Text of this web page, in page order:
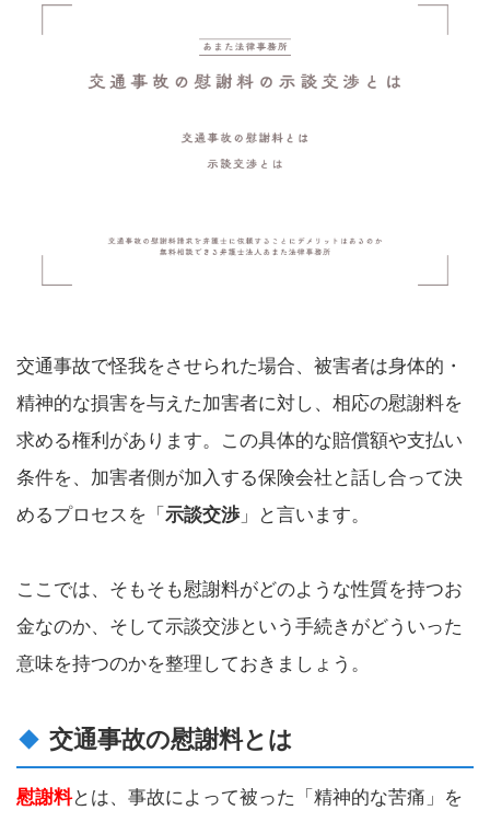
交通事故で怪我をさせられた場合、被害者は身体的・
精神的な損害を与えた加害者に対し、相応の慰謝料を
求める権利があります。この具体的な賠償額や支払い
条件を、加害者側が加入する保険会社と話し合って決
めるプロセスを「 示談交渉」と言います。
ここでは、そもそも慰謝料がどのような性質を持つお
金なのか、そして示談交渉という手続きがどういった
意味を持つのかを整理しておきましょう。
交通事故の慰謝料とは
慰謝料とは、事故によって被った「精神的な苦痛」を